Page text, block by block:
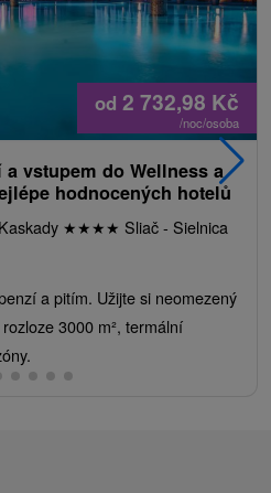
od 2 732,98 Kč
/noc/osoba
vstupem do Wellness a
hodnocených hotelů
★★★★ Sliač - Sielnica
a pitím. Užijte si neomezený
3000 m², termální